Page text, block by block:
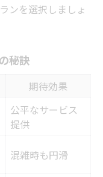
ンを選択しましょ
秘訣
期待効果
公平なサービス
提供
混雑時も円滑